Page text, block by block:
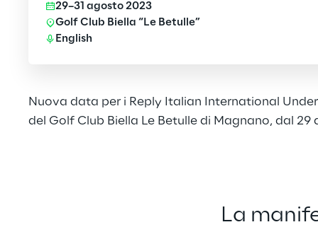
Nuova data per i Reply Italian International
del Golf Club Biella Le Betulle di Magnano, dal 29
29–31 agosto 2023
Golf Club Biella “Le Betulle”
English
La